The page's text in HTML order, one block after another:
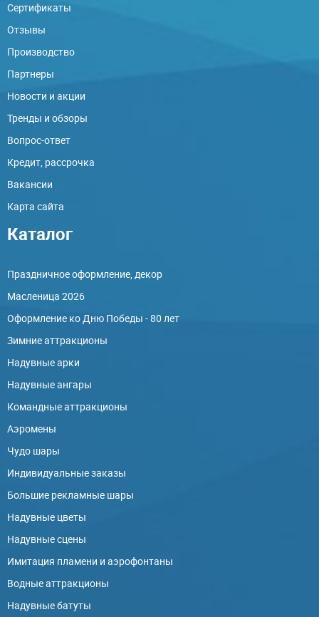
Сертификаты
Отзывы
Производство
Партнеры
Новости и акции
Тренды и обзоры
Вопрос-ответ
Кредит, рассрочка
Вакансии
Карта сайта
Каталог
Праздничное оформление, декор
Масленица 2026
Оформление ко Дню Победы - 80 лет
Зимние аттракционы
Надувные арки
Надувные ангары
Командные аттракционы
Аэромены
Чудо шары
Индивидуальные заказы
Большие рекламные шары
Надувные цветы
Надувные сцены
Имитация пламени и аэрофонтаны
Водные аттракционы
Надувные батуты